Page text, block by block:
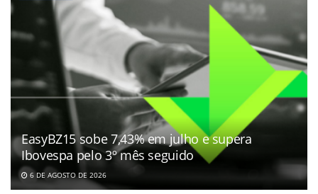
EasyBZ15 sobe 7,43% em julho e supera
Ibovespa pelo 3º mês seguido
6 DE AGOSTO DE 2026